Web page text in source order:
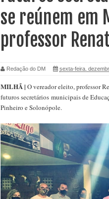
se reúnem em
professor
Redação do DM sexta-feira,
MILHÃ | O vereador eleito, professor
futuros secretários municipais de
Pinheiro e Solonópole.